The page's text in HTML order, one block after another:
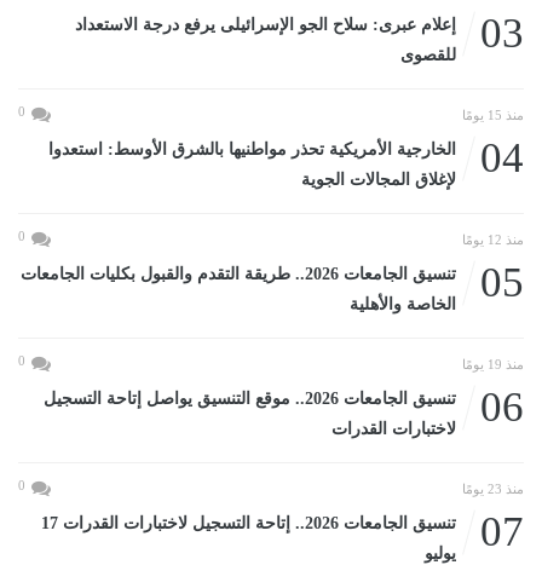
03
إعلام عبرى: سلاح الجو الإسرائيلى يرفع درجة الاستعداد
للقصوى
منذ 15 يومًا 0
04
الخارجية الأمريكية تحذر مواطنيها بالشرق الأوسط: استعدوا
لإغلاق المجالات الجوية
منذ 12 يومًا 0
05
تنسيق الجامعات 2026.. طريقة التقدم والقبول بكليات الجامعات
الخاصة والأهلية
منذ 19 يومًا 0
06
تنسيق الجامعات 2026.. موقع التنسيق يواصل إتاحة التسجيل
لاختبارات القدرات
منذ 23 يومًا 0
07
تنسيق الجامعات 2026.. إتاحة التسجيل لاختبارات القدرات 17
يوليو